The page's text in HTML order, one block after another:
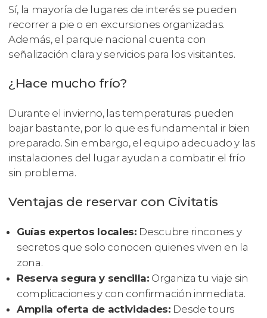
Sí, la mayoría de lugares de interés se pueden
recorrer a pie o en excursiones organizadas.
Además, el parque nacional cuenta con
señalización clara y servicios para los visitantes.
¿Hace mucho frío?
Durante el invierno, las temperaturas pueden
bajar bastante, por lo que es fundamental ir bien
preparado. Sin embargo, el equipo adecuado y las
instalaciones del lugar ayudan a combatir el frío
sin problema.
Ventajas de reservar con Civitatis
Guías expertos locales: Descubre rincones y
secretos que solo conocen quienes viven en la
zona.
Reserva segura y sencilla: Organiza tu viaje sin
complicaciones y con confirmación inmediata.
Amplia oferta de actividades: Desde tours